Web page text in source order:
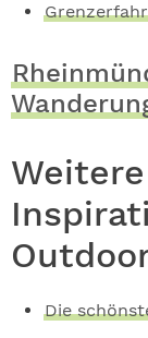
Die